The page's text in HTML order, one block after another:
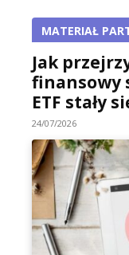
MATERIAŁ
Jak
finansowy
ETF stały
24/07/2026